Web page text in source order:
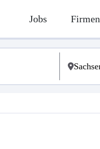
Jobs Firmen